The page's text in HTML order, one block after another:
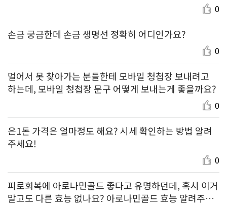
0
손금 궁금한데 손금 생명선 정확히 어디인가요?
0
멀어서 못 찾아가는 분들한테 모바일 청첩장 보내려고
하는데, 모바일 청첩장 문구 어떻게 보내는게 좋을까요?
0
은1돈 가격은 얼마정도 해요? 시세 확인하는 방법 알려
주세요!
0
피로회복에 아로나민골드 좋다고 유명하던데, 혹시 이거
말고도 다른 효능 없나요? 아로나민골드 효능 알려주세